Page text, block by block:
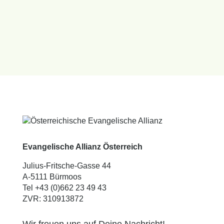
Evangelische Allianz Österreich
Julius-Fritsche-Gasse 44
A-5111 Bürmoos
Tel +43 (0)662 23 49 43
ZVR: 310913872